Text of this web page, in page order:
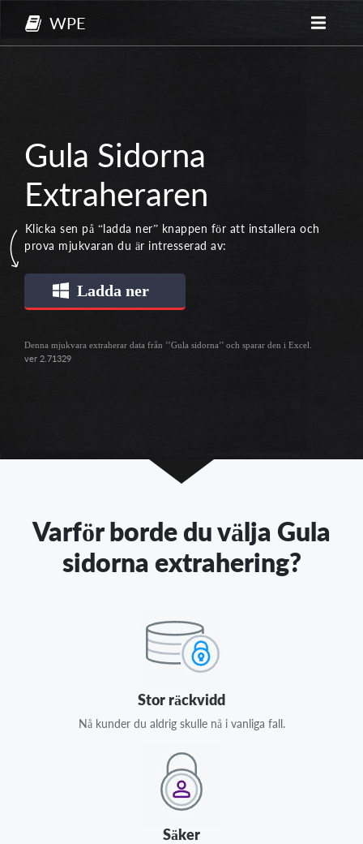
WPE
Gula Sidorna
Extraheraren
Klicka sen på “ladda ner” knappen för att installera och
prova mjukvaran du är intresserad av:
Ladda ner
Denna mjukvara extraherar data från ’’Gula sidorna’’ och sparar den i Excel.
ver 2.71329
Varför borde du välja Gula
sidorna extrahering?
Stor räckvidd
Nå kunder du aldrig skulle nå i vanliga fall.
Säker